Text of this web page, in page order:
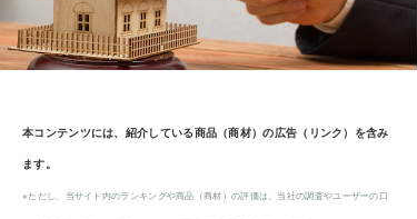
本コンテンツには、紹介している商品（商材）の広告（リンク）を含み
ます。
※ただし、当サイト内のランキングや商品（商材）の評価は、当社の調査やユーザーの口